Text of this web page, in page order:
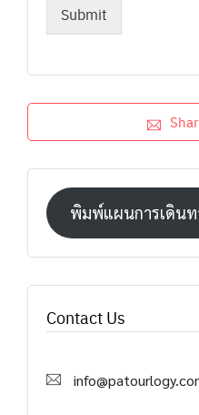
Submit
พิมพ์แผนการเดินท
Contact Us